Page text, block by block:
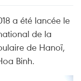
a été lancée le
de la
de Hanoï,
Binh.